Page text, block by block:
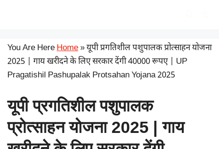
You Are HereHome»यूपी प्रगतिशील पशुपालक प्रोत्साहन योजना
2025 | गाय खरीदने के लिए सरकार देंगी 40000 रूपए | UP
Pragatishil Pashupalak Protsahan Yojana 2025
यूपी प्रगतिशील पशुपालक
प्रोत्साहन योजना 2025 | गाय